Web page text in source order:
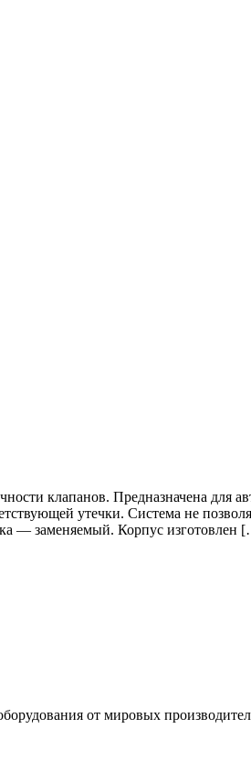
клапанов. Предназначена для
утечки. Система не
— заменяемый. Корпус изготовлен
от мировых